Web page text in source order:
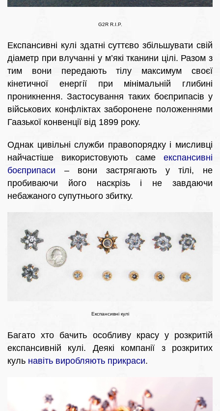
G2R R.I.P.
Експансивні кулі здатні суттєво збільшувати свій
діаметр при влучанні у м’які тканини цілі. Разом з
тим вони передають тілу максимум своєї
кінетичної енергії при мінімальній глибині
проникнення. Застосування таких боєприпасів у
військових конфліктах заборонене положеннями
Гаазької конвенції від 1899 року.
Однак цивільні служби правопорядку і мисливці
найчастіше використовують саме експансивні
боєприпаси – вони застрягають у тілі, не
пробиваючи його наскрізь і не завдаючи
небажаного супутнього збитку.
Експансивні кулі
Багато хто бачить особливу красу у розкритій
експансивній кулі. Деякі компанії з розкритих
куль навіть виробляють прикраси.